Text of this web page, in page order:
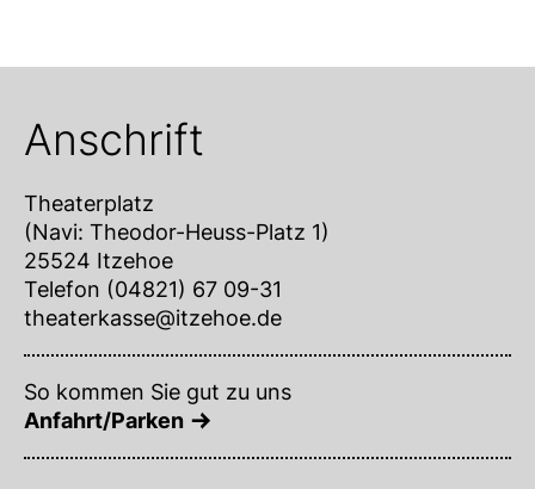
Anschrift
Theaterplatz
(Navi: Theodor-Heuss-Platz 1)
25524 Itzehoe
Telefon (04821) 67 09-31
theaterkasse@itzehoe.de
So kommen Sie gut zu uns
Anfahrt/Parken